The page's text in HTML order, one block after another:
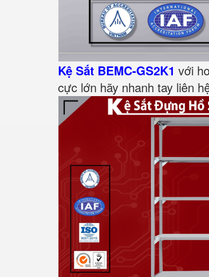
Kệ Sắt BEMC-GS2K1 với
cực lớn hãy nhanh tay liên